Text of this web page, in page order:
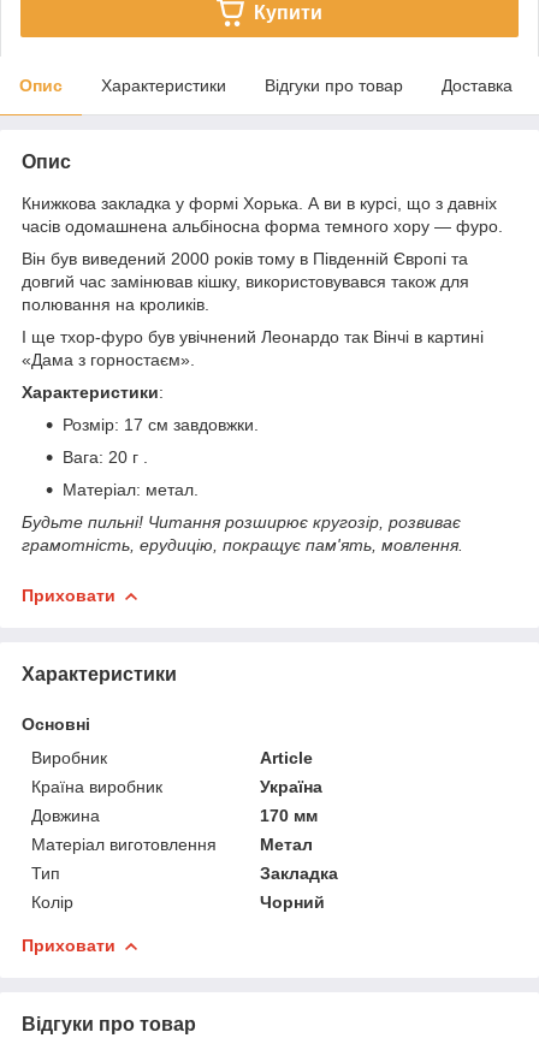
Купити
Опис Характеристики Відгуки про товар Доставка
Опис
Книжкова закладка у формі Хорька. А ви в курсі, що з давніх
часів одомашнена альбіносна форма темного хору — фуро.
Він був виведений 2000 років тому в Південній Європі та
довгий час замінював кішку, використовувався також для
полювання на кроликів.
І ще тхор-фуро був увічнений Леонардо так Вінчі в картині
«Дама з горностаєм».
Характеристики:
Розмір: 17 см завдовжки.
Вага: 20 г .
Матеріал: метал.
Будьте пильні! Читання розширює кругозір, розвиває
грамотність, ерудицію, покращує пам'ять, мовлення.
Приховати
Характеристики
Основні
Виробник
Article
Країна виробник
Україна
Довжина
170 мм
Матеріал виготовлення
Метал
Тип
Закладка
Колір
Чорний
Приховати
Відгуки про товар